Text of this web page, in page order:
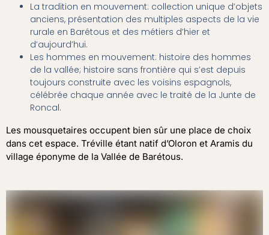
La tradition en mouvement: collection unique d’objets
anciens, présentation des multiples aspects de la vie
rurale en Barétous et des métiers d’hier et
d’aujourd’hui.
Les hommes en mouvement: histoire des hommes
de la vallée; histoire sans frontière qui s’est depuis
toujours construite avec les voisins espagnols,
célébrée chaque année avec le traité de la Junte de
Roncal.
Les mousquetaires occupent bien sûr une place de choix
dans cet espace. Tréville étant natif d’Oloron et Aramis du
village éponyme de la Vallée de Barétous.